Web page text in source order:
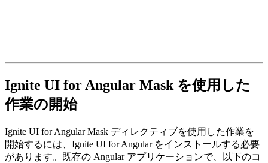
Ignite UI for Angular Mask を使用した
作業の開始
Ignite UI for Angular Mask ディレクティブを使用した作業を
開始するには、Ignite UI for Angular をインストールする必要
があります。既存の Angular アプリケーションで、以下のコ